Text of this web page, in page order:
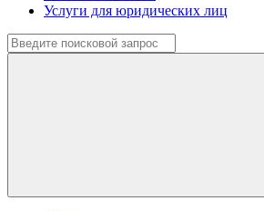
Услуги для юридических лиц